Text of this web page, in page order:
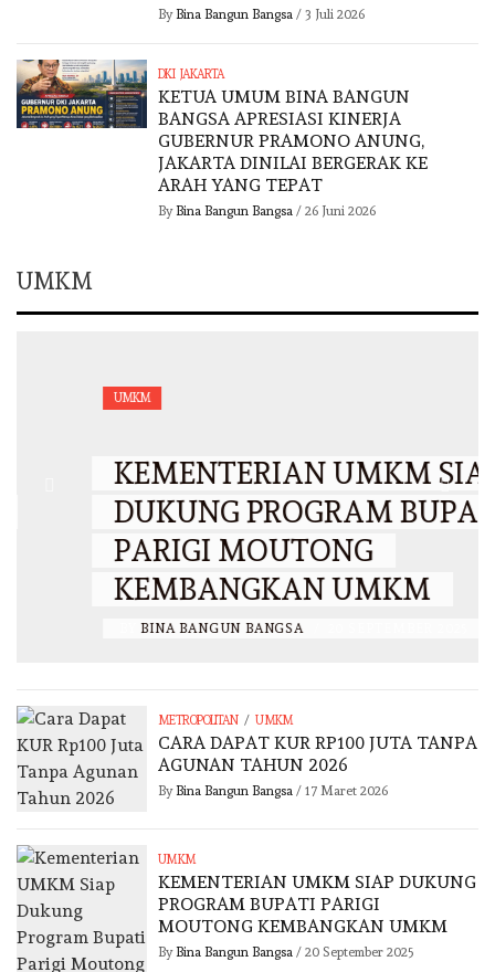
By Bina Bangun Bangsa / 3 Juli 2026
DKI JAKARTA
KETUA UMUM BINA BANGUN
BANGSA APRESIASI KINERJA
GUBERNUR PRAMONO ANUNG,
JAKARTA DINILAI BERGERAK KE
ARAH YANG TEPAT
By Bina Bangun Bangsa / 26 Juni 2026
UMKM
KEMENTERIAN UMKM SIAP
DUKUNG PROGRAM BUPATI
PARIGI MOUTONG
KEMBANGKAN UMKM
BINA BANGUN BANGSA / 20 SEPTEMBER 2025
METROPOLITAN / UMKM
CARA DAPAT KUR RP100 JUTA TANPA
AGUNAN TAHUN 2026
By Bina Bangun Bangsa / 17 Maret 2026
UMKM
KEMENTERIAN UMKM SIAP DUKUNG
PROGRAM BUPATI PARIGI
MOUTONG KEMBANGKAN UMKM
By Bina Bangun Bangsa / 20 September 2025